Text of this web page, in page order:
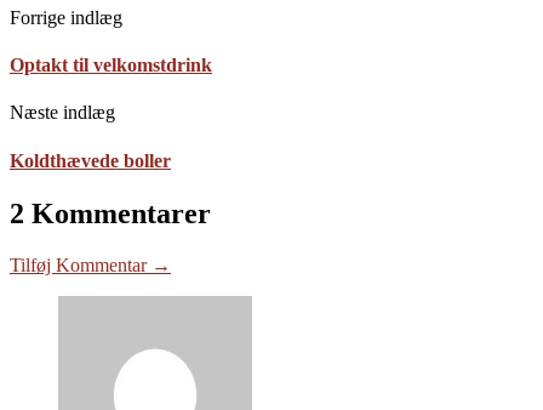
Forrige indlæg
Optakt til velkomstdrink
Næste indlæg
Koldthævede boller
2 Kommentarer
Tilføj Kommentar →